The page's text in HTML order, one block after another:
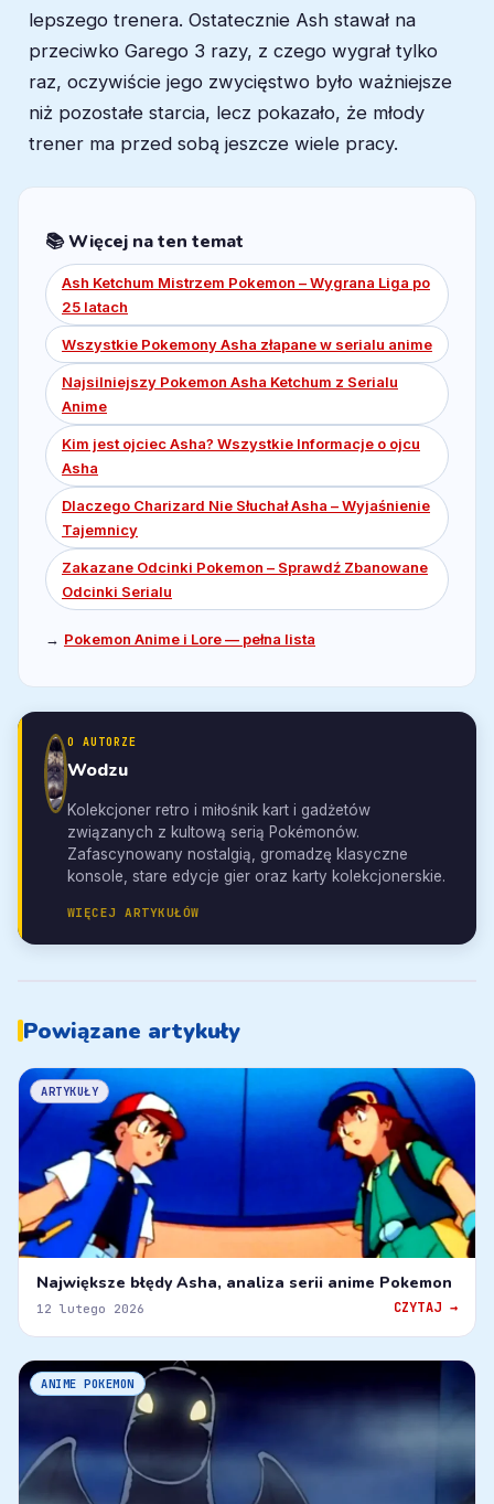
lepszego trenera. Ostatecznie Ash stawał na
przeciwko Garego 3 razy, z czego wygrał tylko
raz, oczywiście jego zwycięstwo było ważniejsze
niż pozostałe starcia, lecz pokazało, że młody
trener ma przed sobą jeszcze wiele pracy.
📚 Więcej na ten temat
Ash Ketchum Mistrzem Pokemon – Wygrana Liga po
25 latach
Wszystkie Pokemony Asha złapane w serialu anime
Najsilniejszy Pokemon Asha Ketchum z Serialu
Anime
Kim jest ojciec Asha? Wszystkie Informacje o ojcu
Asha
Dlaczego Charizard Nie Słuchał Asha – Wyjaśnienie
Tajemnicy
Zakazane Odcinki Pokemon – Sprawdź Zbanowane
Odcinki Serialu
→ Pokemon Anime i Lore — pełna lista
O AUTORZE
Wodzu
Kolekcjoner retro i miłośnik kart i gadżetów
związanych z kultową serią Pokémonów.
Zafascynowany nostalgią, gromadzę klasyczne
konsole, stare edycje gier oraz karty kolekcjonerskie.
WIĘCEJ ARTYKUŁÓW
Powiązane artykuły
ARTYKUŁY
Największe błędy Asha, analiza serii anime Pokemon
12 lutego 2026 CZYTAJ →
ANIME POKEMON